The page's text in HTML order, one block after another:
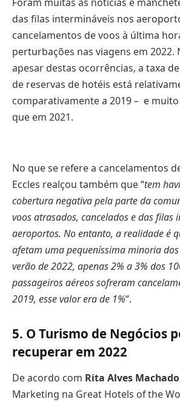
das filas intermináveis nos
cancelamentos de voos à última
perturbações nas viagens em 2022.
apesar destas ocorrências, a taxa
de reservas de hotéis está
comparativamente a 2019 – e
que em 2021.
No que se refere a cancelamentos
Eccles realçou também que “tem
cobertura negativa pela parte da
voos atrasados, cancelados e das filas
aeroportos. No entanto, a realidade é
afetam uma pequeníssima minoria
verão de 2022, apenas 2% a 3% dos
passageiros aéreos sofreram
2019, esse valor era de 1%“.
5. O Turismo de Negócios
recuperar em 2022
De acordo com Rita Alves Machado
Marketing na Great Hotels of the